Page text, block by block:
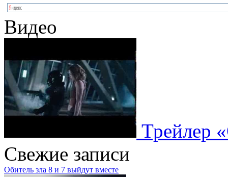
Видео
Трейлер
Свежие записи
Обитель зла 8 и 7 выйдут вместе